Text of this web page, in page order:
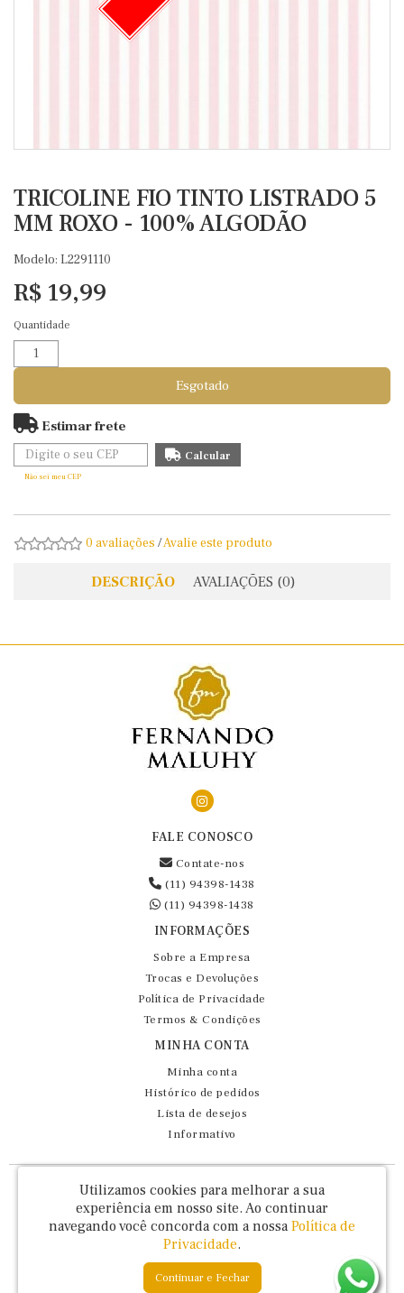
TRICOLINE FIO TINTO LISTRADO 5
MM ROXO - 100% ALGODÃO
Modelo: L2291110
R$ 19,99
Quantidade
Esgotado
Estimar frete
Não sei meu CEP
0 avaliações /Avalie este produto
DESCRIÇÃO AVALIAÇÕES (0)
FALE CONOSCO
Contate-nos
(11) 94398-1438
(11) 94398-1438
INFORMAÇÕES
Sobre a Empresa
Trocas e Devoluções
Política de Privacidade
Termos & Condições
MINHA CONTA
Minha conta
Histórico de pedidos
Lista de desejos
Informativo
Fernando Maluhy Cia Ltda - CNPJ: 60.458.825/0001-86
Rua Dr Euclydes da Cunha, 47 - Brás - São Paulo / SP - CEP 03016-030
Fernando Maluhy © 2026
Utilizamos cookies para melhorar a sua
experiência em nosso site. Ao continuar
navegando você concorda com a nossa Política de
Privacidade.
Continuar e Fechar